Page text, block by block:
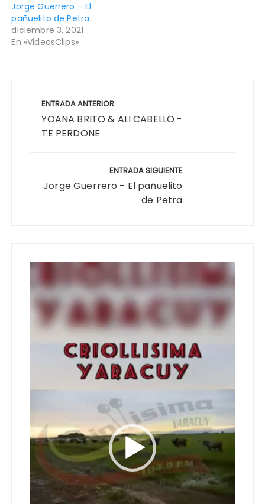
Jorge Guerrero – El
pañuelito de Petra
diciembre 3, 2021
En «VideosClips»
ENTRADA ANTERIOR
YOANA BRITO & ALI CABELLO -
TE PERDONE
ENTRADA SIGUIENTE
Jorge Guerrero - El pañuelito
de Petra
Reproductor
de
vídeo